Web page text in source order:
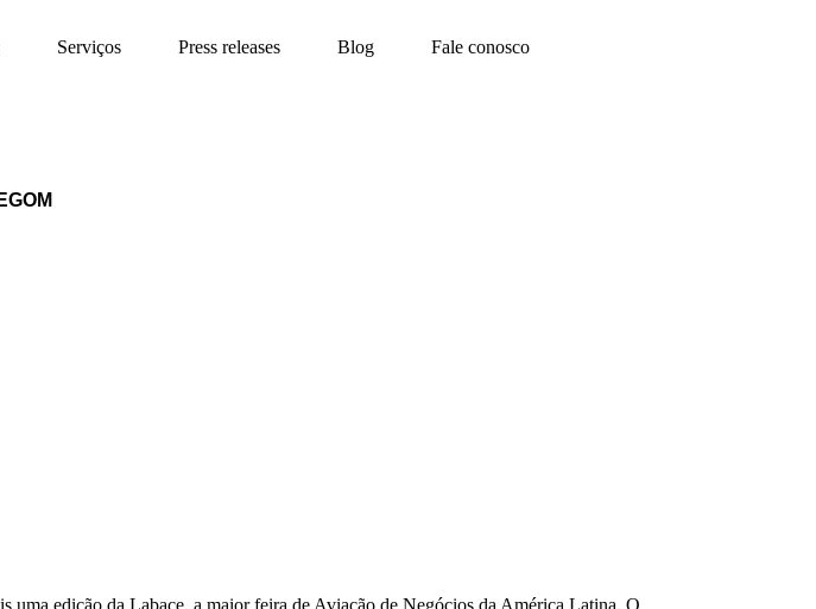
Serviços Press releases Blog Fale conosco
EGOM
uma edição da Labace, a maior feira de Aviação de Negócios da América Latina. O